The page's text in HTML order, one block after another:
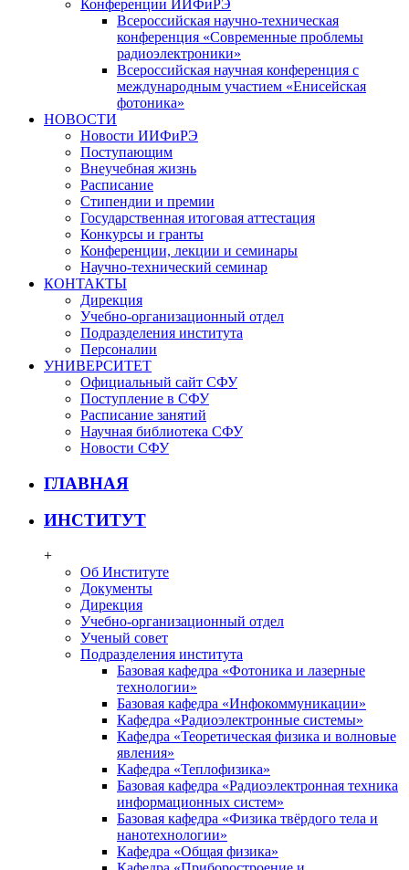
Конференции ИИФиРЭ
Всероссийская научно-техническая
конференция «Современные проблемы
радиоэлектроники»
Всероссийская научная конференция с
международным участием «Енисейская
фотоника»
НОВОСТИ
Новости ИИФиРЭ
Поступающим
Внеучебная жизнь
Расписание
Стипендии и премии
Государственная итоговая аттестация
Конкурсы и гранты
Конференции, лекции и семинары
Научно-технический семинар
КОНТАКТЫ
Дирекция
Учебно-организационный отдел
Подразделения института
Персоналии
УНИВЕРСИТЕТ
Официальный сайт СФУ
Поступление в СФУ
Расписание занятий
Научная библиотека СФУ
Новости СФУ
ГЛАВНАЯ
ИНСТИТУТ
+
Об Институте
Документы
Дирекция
Учебно-организационный отдел
Ученый совет
Подразделения института
Базовая кафедра «Фотоника и лазерные
технологии»
Базовая кафедра «Инфокоммуникации»
Кафедра «Радиоэлектронные системы»
Кафедра «Теоретическая физика и волновые
явления»
Кафедра «Теплофизика»
Базовая кафедра «Радиоэлектронная техника
информационных систем»
Базовая кафедра «Физика твёрдого тела и
нанотехнологии»
Кафедра «Общая физика»